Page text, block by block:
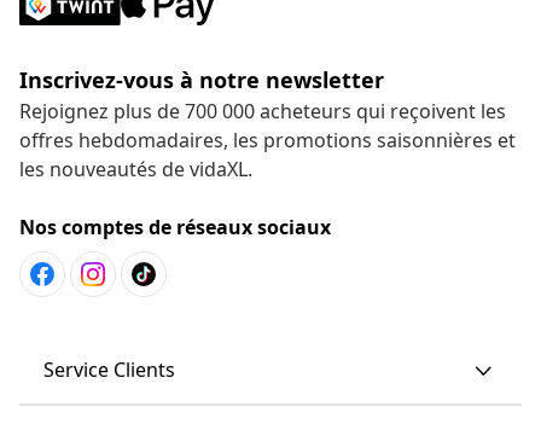
Inscrivez-vous à notre newsletter
Rejoignez plus de 700 000 acheteurs qui reçoivent les
offres hebdomadaires, les promotions saisonnières et
les nouveautés de vidaXL.
Nos comptes de réseaux sociaux
Service Clients